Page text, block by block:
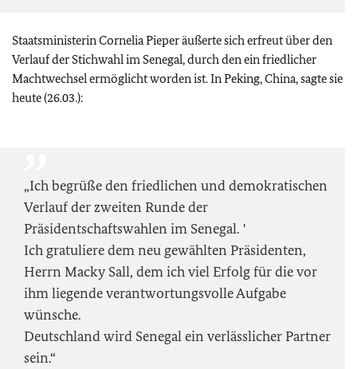
Staatsministerin Cornelia Pieper äußerte sich erfreut über den
Verlauf der Stichwahl im Senegal, durch den ein friedlicher
Machtwechsel ermöglicht worden ist. In Peking, China, sagte sie
heute (26.03.):
„Ich begrüße den friedlichen und demokratischen
Verlauf der zweiten Runde der
Präsidentschaftswahlen im Senegal. '
Ich gratuliere dem neu gewählten Präsidenten,
Herrn Macky Sall, dem ich viel Erfolg für die vor
ihm liegende verantwortungsvolle Aufgabe
wünsche.
Deutschland wird Senegal ein verlässlicher Partner
sein.“